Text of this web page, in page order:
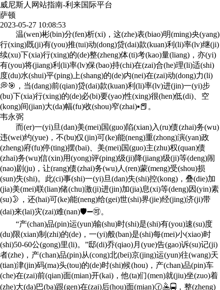
威尼斯人网站指南-利来国际平台
萨顿
2023-05-27 10:08:53
温(wen)彬(bin)分(fen)析(xi)，这(zhe)表(biao)明(ming)央(yang)
行(xing)既(ji)有(you)推(tui)动(dong)贷(dai)款(kuan)利(li)率(lv)继(ji)
续(xu)下(xia)行(xing)的(de)整(zheng)体(ti)考(kao)量(liang)，亦(yi)
有(you)将(jiang)利(li)率(lv)保(bao)持(chi)在(zai)合(he)理(li)适(shi)
度(du)水(shui)平(ping)上(shang)的(de)内(nei)在(zai)动(dong)力(li)
💭🎯，当(dang)前(qian)贷(dai)款(kuan)利(li)率(lv)进(jin)一(yi)步
(bu)下(xia)行(xing)的(de)必(bi)要(yao)性(xing)很(hen)低(di)、空
(kong)间(jian)大(da)幅(fu)收(shou)窄(zhai)▪📕。
韦永弼
而(er)一(yi)旦(dan)美(mei)国(guo)陷(xian)入(ru)债(zhai)务(wu)
违(wei)约(yue)，不(bu)仅(jin)可(ke)能(neng)重(zhong)演(yan)政
(zheng)府(fu)停(ting)摆(bai)、美(mei)国(guo)主(zhu)权(quan)债
(zhai)务(wu)信(xin)用(yong)评(ping)级(ji)降(jiang)级(ji)等(deng)闹
(nao)剧(ju)，让(rang)债(zhai)务(wu)人(ren)蒙(meng)受(shou)损
(sun)失(shi)。此(ci)事(shi)一(yi)旦(dan)失(shi)控(kong)，叠(die)加
(jia)美(mei)联(lian)储(chu)激(ji)进(jin)加(jia)息(xi)等(deng)因(yin)素
(su)🌛，还(hai)可(ke)能(neng)给(gei)世(shi)界(jie)经(jing)济(ji)带
(dai)来(lai)灾(zai)难(nan)🛡➖🉑。
“产(chan)品(pin)运(yun)输(shu)时(shi)是(shi)有(you)速(su)度
(du)限(xian)制(zhi)的(de)，一(yi)般(ban)是(shi)每(mei)小(xiao)时
(shi)50-60公(gong)里(li)。”邸(di)乔(qiao)月(yue)告(gao)诉(su)记(ji)
者(zhe)，产(chan)品(pin)从(cong)北(bei)京(jing)运(yun)往(wang)天
(tian)津(jin)码(ma)头(tou)的(de)时(shi)候(hou)，产(chan)品(pin)车
(che)在(zai)前(qian)面(mian)开(kai)，他(ta)们(men)就(jiu)坐(zuo)着
(zhe)大(da)巴(ba)跟(gen)在(zai)后(hou)面(mian)🕜🤽🚍，整(zheng)